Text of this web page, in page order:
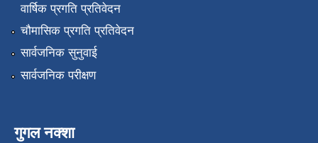
वार्षिक प्रगति प्रतिवेदन
चौमासिक प्रगति प्रतिवेदन
सार्वजनिक सुनुवाई
सार्वजनिक परीक्षण
गुगल नक्शा